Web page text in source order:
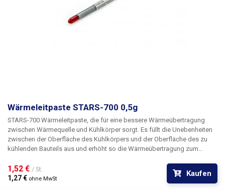
Wärmeleitpaste STARS-700 0,5g
STARS-700 Wärmeleitpaste, die für eine bessere Wärmeübertragung
zwischen Wärmequelle und Kühlkörper sorgt. Es füllt die Unebenheiten
zwischen der Oberfläche des Kühlkörpers und der Oberfläche des zu
kühlenden Bauteils aus und erhöht so die Wärmeübertragung zum
Verwendung von Wärmeleitpaste verbessern Sie die Kühlleistung und
verlängern die Lebensdauer der gekühlten Komponenten. Geeignet für
1,52 € / St.
1,27 € ohne MwSt
Kaufen